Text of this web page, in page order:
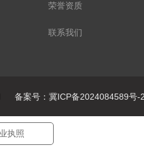
荣誉资质
联系我们
备案号：冀ICP备2024084589号-
执照